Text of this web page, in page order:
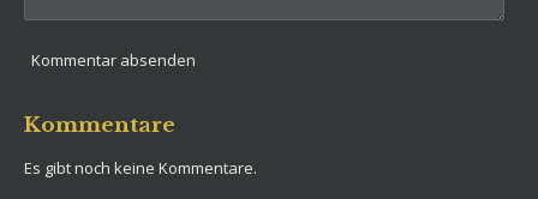
Kommentar absenden
Kommentare
Es gibt noch keine Kommentare.